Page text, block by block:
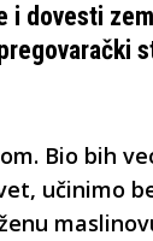
i dovesti
Bio bih
učinimo